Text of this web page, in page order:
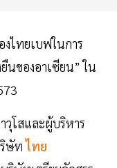
ไทยเบฟในการ
นของอาเซียน” ใน
วุโสและผู้บริหาร
ษัทไทย